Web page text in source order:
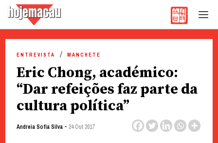
content
ENTREVISTA MANCHETE
Eric Chong, académico:
“Dar refeições faz parte da
cultura política”
Andreia Sofia Silva- 24 Out 2017